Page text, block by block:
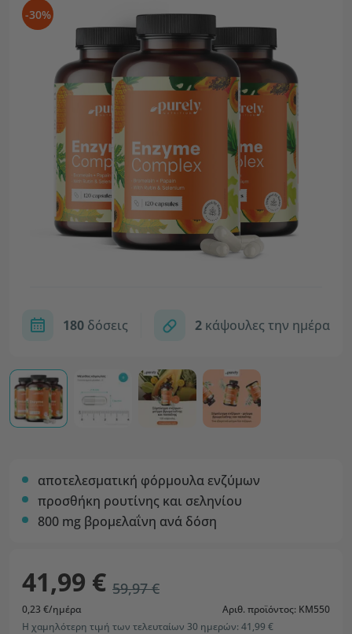
-30%
180 δόσεις 2 κάψουλες την ημέρα
αποτελεσματική φόρμουλα ενζύμων
προσθήκη ρουτίνης και σεληνίου
800 mg βρομελαΐνη ανά δόση
41,99 € 59,97 €
0,23 €/ημέρα
Αριθ. προϊόντος: KM550
Η χαμηλότερη τιμή των τελευταίων 30 ημερών: 41,99 €